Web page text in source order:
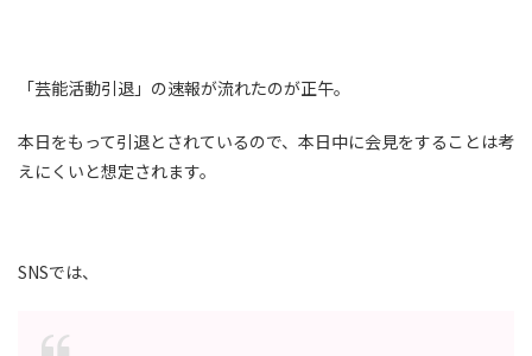
「芸能活動引退」の速報が流れたのが正午。
本日をもって引退とされているので、本日中に会見をすることは考
えにくいと想定されます。
SNSでは、